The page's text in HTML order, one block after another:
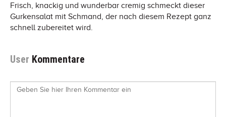
Frisch, knackig und wunderbar cremig schmeckt dieser
Gurkensalat mit Schmand, der nach diesem Rezept ganz
schnell zubereitet wird.
User Kommentare